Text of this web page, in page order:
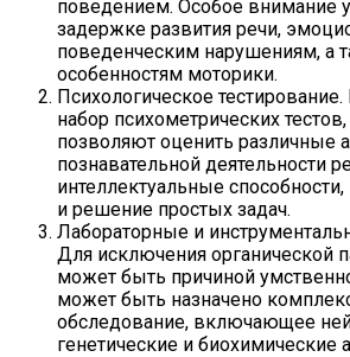
поведением. Особое внимание
задержке развития речи,
поведенческим нарушениям, а
особенностям моторики.
Психологическое
набор психометрических
позволяют оценить различные
познавательной деятельности
интеллектуальные
и решение простых задач.
Лабораторные и
Для исключения органической
может быть причиной
может быть назначено
обследование, включающее
генетические и биохимические